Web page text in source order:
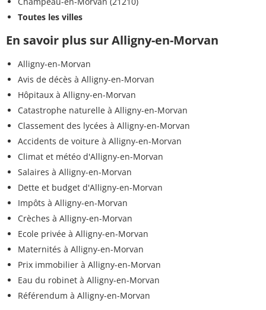
Toutes les villes
En savoir plus sur Alligny-en-Morvan
Alligny-en-Morvan
Avis de décès à Alligny-en-Morvan
Hôpitaux à Alligny-en-Morvan
Catastrophe naturelle à Alligny-en-Morvan
Classement des lycées à Alligny-en-Morvan
Accidents de voiture à Alligny-en-Morvan
Climat et météo d'Alligny-en-Morvan
Salaires à Alligny-en-Morvan
Dette et budget d'Alligny-en-Morvan
Impôts à Alligny-en-Morvan
Crèches à Alligny-en-Morvan
Ecole privée à Alligny-en-Morvan
Maternités à Alligny-en-Morvan
Prix immobilier à Alligny-en-Morvan
Eau du robinet à Alligny-en-Morvan
Référendum à Alligny-en-Morvan